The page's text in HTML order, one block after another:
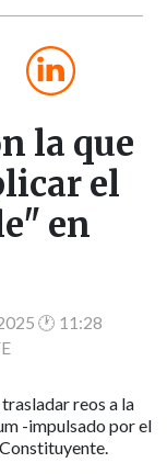
la que
el
en
🕐 11:28
reos a la
-impulsado por el